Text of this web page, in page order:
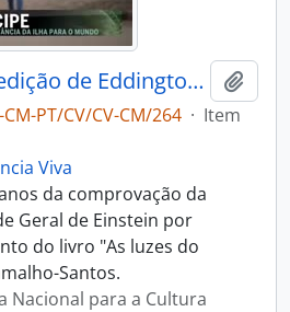
100 anos da expedição de Eddington a S. Tomé e Príncipe - Falar Global
CM-PT/CV/CV-CM/264 · Item
Viva
da comprovação da
Geral de Einstein por
do livro "As luzes do
Santos.
Nacional para a Cultura